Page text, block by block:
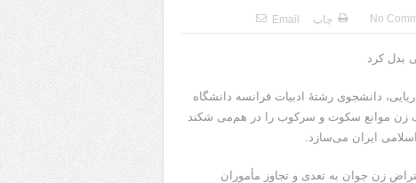
No چاپ Email
بدل کرد
دانشجوی رشتۀ ادبیات فرانسه دانشگاه
زن موانع سکوت و سرکوب را در هم‌می شکند
ایران می‌سازد.
زن جوان به تعدی و تجاوز مأموران